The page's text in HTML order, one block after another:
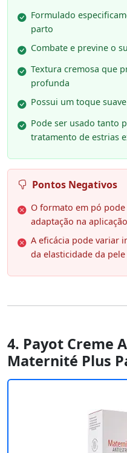
Formulado
parto
Combate e previne o
Textura cremosa que
profunda
Possui um toque
Pode ser usado tanto
tratamento de estrias
Pontos Negativos
O formato em pó
adaptação na aplicação
A eficácia pode variar
da elasticidade da pele
4. Payot Creme
Maternité Plus